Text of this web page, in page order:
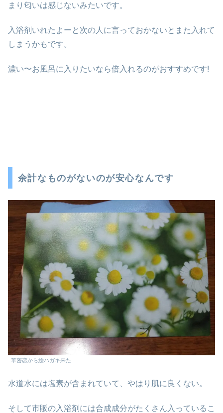
まり匂いは感じないみたいです。
入浴剤いれたよーと次の人に言っておかないとまた入れて
しまうかもです。
濃い〜お風呂に入りたいなら倍入れるのがおすすめです!
余計なものがないのが安心なんです
華密恋から絵ハガキ来た
水道水には塩素が含まれていて、やはり肌に良くない。
そして市販の入浴剤には合成成分がたくさん入っているこ